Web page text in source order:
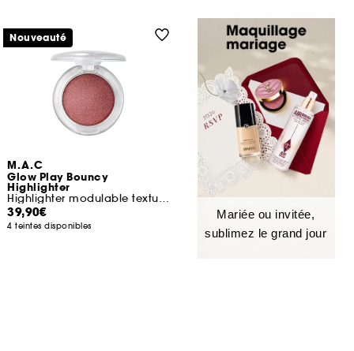
M.A.C
Glow Play Bouncy
Highlighter
Highlighter modulable texture gel
39,90€
4 teintes disponibles
Nouveauté
Mariée ou invitée,
sublimez le grand jour